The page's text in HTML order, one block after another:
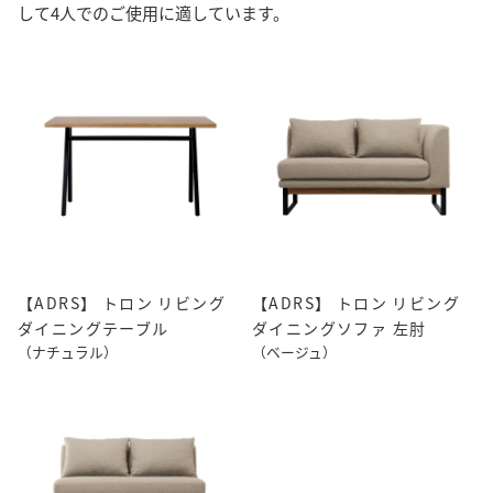
して4人でのご使用に適しています。
【ADRS】 トロン リビング
ダイニングテーブル
（ナチュラル）
【ADRS】 トロン リビング
ダイニングソファ 左肘
（ベージュ）